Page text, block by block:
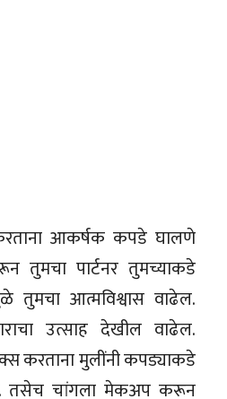
आकर्षक कपडे घालणे
पार्टनर तुमच्याकडे
तुमचा आत्मविश्वास वाढेल.
उत्साह देखील वाढेल.
करताना मुलींनी कपड्याकडे
तसेच चांगला मेकअप करून